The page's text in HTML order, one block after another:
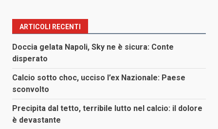
ARTICOLI RECENTI
Doccia gelata Napoli, Sky ne è sicura: Conte
disperato
Calcio sotto choc, ucciso l’ex Nazionale: Paese
sconvolto
Precipita dal tetto, terribile lutto nel calcio: il dolore
è devastante